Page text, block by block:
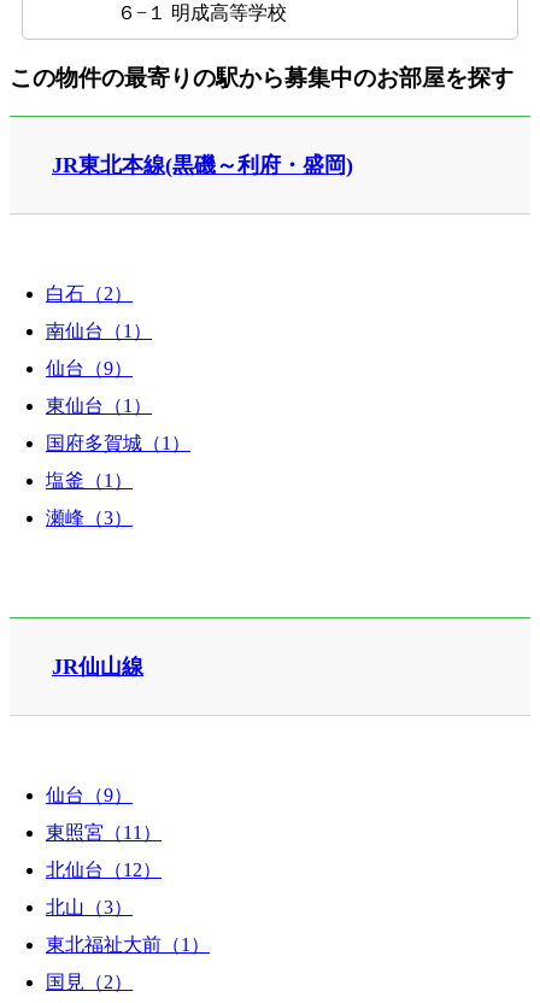
６−１ 明成高等学校
この物件の最寄りの駅から募集中のお部屋を探す
JR東北本線(黒磯～利府・盛岡)
白石（2）
南仙台（1）
仙台（9）
東仙台（1）
国府多賀城（1）
塩釜（1）
瀬峰（3）
JR仙山線
仙台（9）
東照宮（11）
北仙台（12）
北山（3）
東北福祉大前（1）
国見（2）